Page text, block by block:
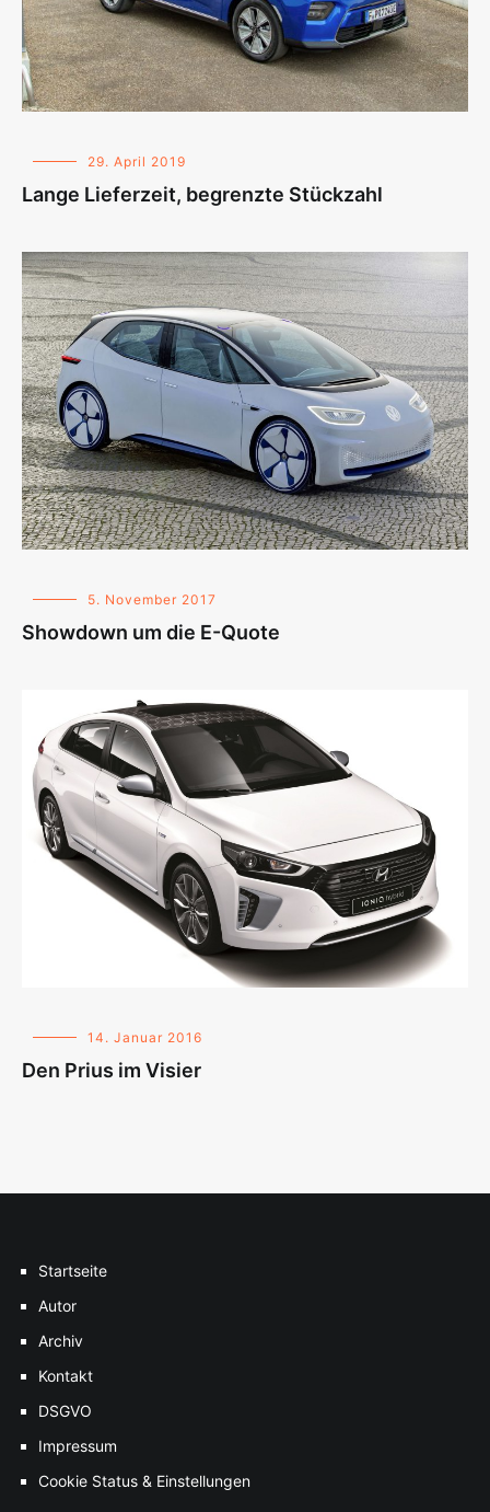
29. April 2019
Lange Lieferzeit, begrenzte Stückzahl
5. November 2017
Showdown um die E-Quote
14. Januar 2016
Den Prius im Visier
Startseite
Autor
Archiv
Kontakt
DSGVO
Impressum
Cookie Status & Einstellungen